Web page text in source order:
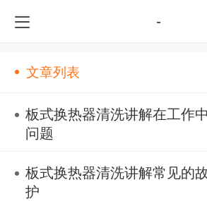
-
文章列表
板式换热器清洗讲解在工作
问题
板式换热器清洗讲解常见的
护